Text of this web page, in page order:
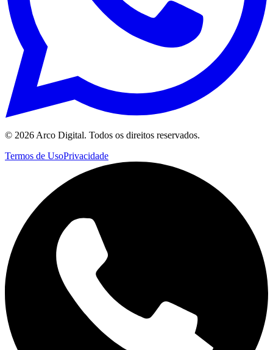
© 2026 Arco Digital. Todos os direitos reservados.
Termos de UsoPrivacidade